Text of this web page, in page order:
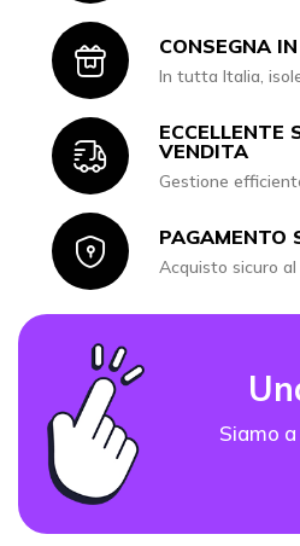
IconCONSEGNA
In tutta Italia,
Icon
ECCELLENTE
VENDITA
Gestione
IconPAGAMENTO
Acquisto sicuro
Siamo